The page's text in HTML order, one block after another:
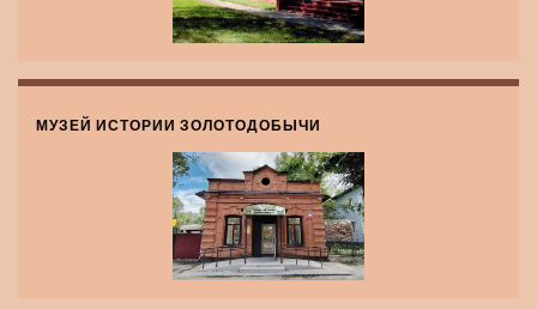
МУЗЕЙ ИСТОРИИ ЗОЛОТОДОБЫЧИ